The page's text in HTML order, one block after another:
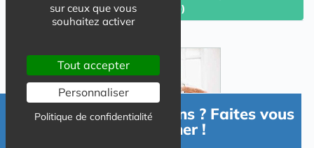
Lmp/Lmnp)
Besoin d'informations ? Faites vous
accompagner !
sur ceux que vous
souhaitez activer
Tout accepter
Personnaliser
Politique de confidentialité